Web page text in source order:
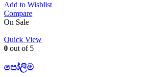
Add to Wishlist
Compare
On Sale
Quick View
0 out of 5
පෝලිම